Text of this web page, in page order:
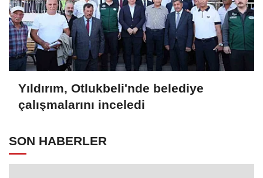
Yıldırım, Otlukbeli'nde belediye
çalışmalarını inceledi
SON HABERLER